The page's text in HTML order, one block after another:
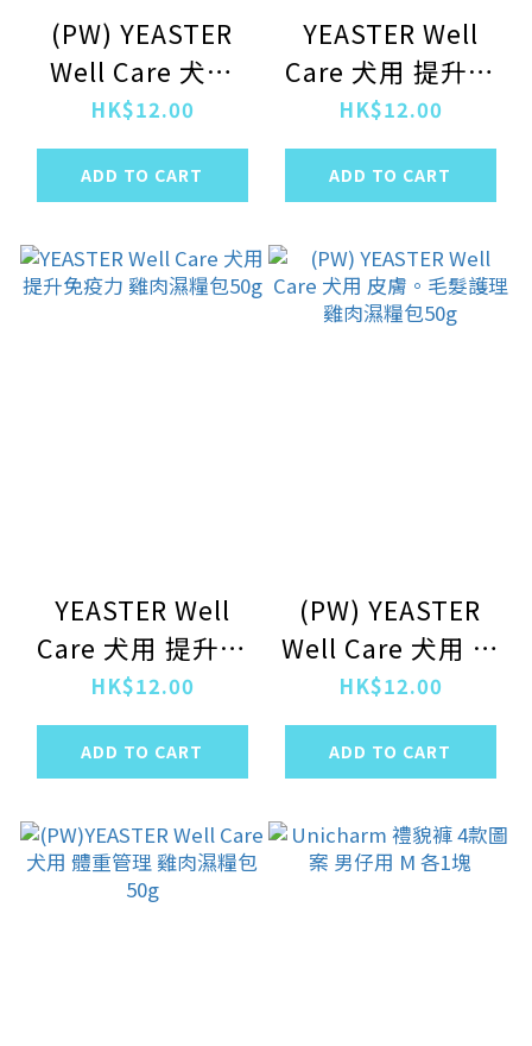
(PW) YEASTER
Well Care 犬用
骨。關節護理 雞肉
濕糧包50g
HK$12.00
ADD TO CART
YEASTER Well
Care 犬用 提升食
欲 雞肉濕糧包50g
HK$12.00
ADD TO CART
YEASTER Well
Care 犬用 提升免
疫力 雞肉濕糧包
50g
HK$12.00
ADD TO CART
(PW) YEASTER
Well Care 犬用 皮
膚。毛髮護理 雞肉
濕糧包50g
HK$12.00
ADD TO CART